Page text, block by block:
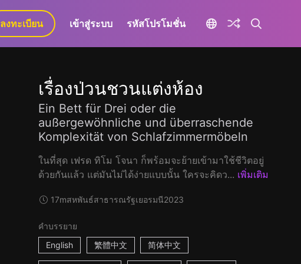
GaLa+
ลงทะเบียน เข้าสู่ระบบ รหัสโปรโมชั่น
เรื่องป่วนชวนแต่งห้อง
Ein Bett für Drei oder die
außergewöhnliche und überraschende
Komplexität von Schlafzimmermöbeln
ในที่สุด เฟรด ทิโม โจนา ก็พร้อมจะย้ายเข้ามาใช้ชีวิตอยู่
ด้วยกันแล้ว แต่มันไม่ได้ง่ายแบบนั้น ใครจะคิดว... เพิ่มเติม
17mสหพันธ์สาธารณรัฐเยอรมนี2023
คำบรรยาย
English
繁體中文 简体中文